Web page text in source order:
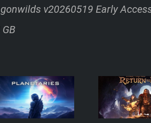
v20260519 Early